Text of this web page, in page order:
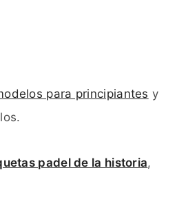
para principiantes y
padel de la historia,